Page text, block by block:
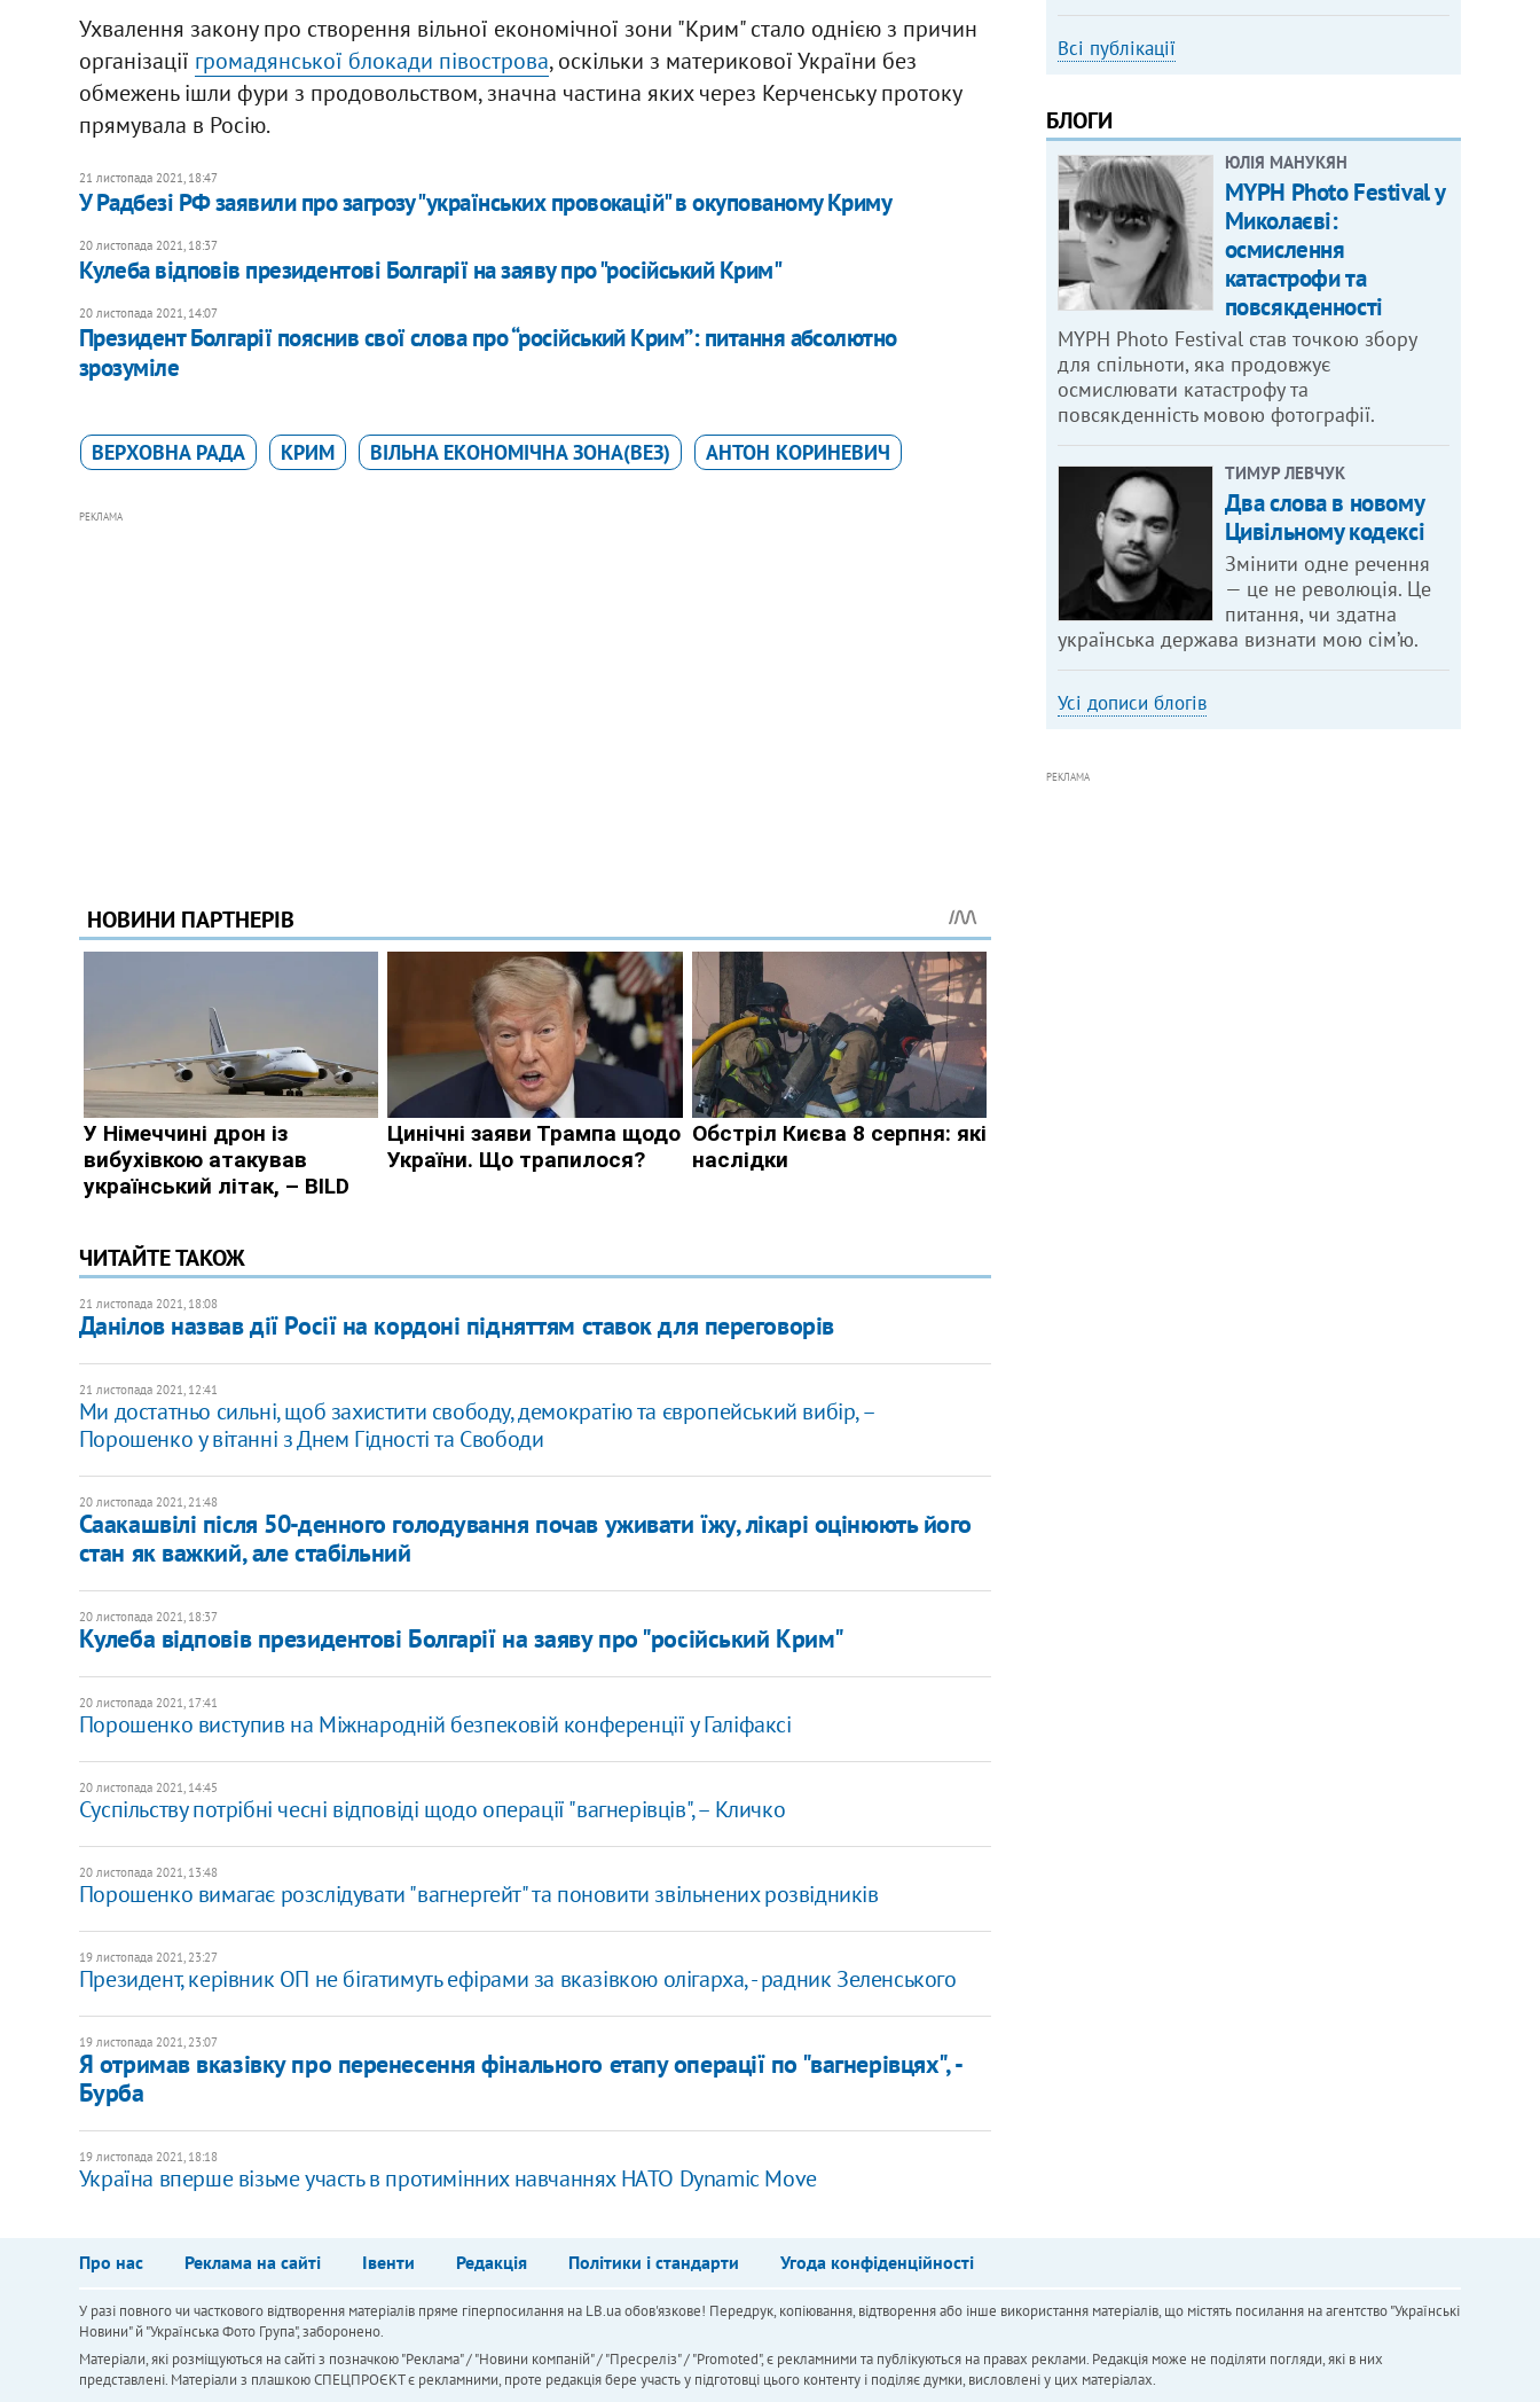
Ухвалення закону про створення вільної економічної зони "Крим" стало однією з причин
організації громадянської блокади півострова, оскільки з материкової України без
обмежень ішли фури з продовольством, значна частина яких через Керченську протоку
прямувала в Росію.
21 листопада 2021, 18:47
У Радбезі РФ заявили про загрозу "українських провокацій" в окупованому Криму
20 листопада 2021, 18:37
Кулеба відповів президентові Болгарії на заяву про "російський Крим"
20 листопада 2021, 14:07
Президент Болгарії пояснив свої слова про “російський Крим”: питання абсолютно
зрозуміле
ВЕРХОВНА РАДА КРИМ ВІЛЬНА ЕКОНОМІЧНА ЗОНА(ВЕЗ) АНТОН КОРИНЕВИЧ
РЕКЛАМА
ЧИТАЙТЕ ТАКОЖ
21 листопада 2021, 18:08
​Данілов назвав дії Росії на кордоні підняттям ставок для переговорів
21 листопада 2021, 12:41
Ми достатньо сильні, щоб захистити свободу, демократію та європейський вибір, –
Порошенко у вітанні з Днем Гідності та Свободи
20 листопада 2021, 21:48
Саакашвілі після 50-денного голодування почав уживати їжу, лікарі оцінюють його
стан як важкий, але стабільний
20 листопада 2021, 18:37
Кулеба відповів президентові Болгарії на заяву про "російський Крим"
20 листопада 2021, 17:41
Порошенко виступив на Міжнародній безпековій конференції у Галіфаксі
20 листопада 2021, 14:45
Cуспільству потрібні чесні відповіді щодо операції "вагнерівців", – Кличко
20 листопада 2021, 13:48
Порошенко вимагає розслідувати "вагнергейт" та поновити звільнених розвідників
19 листопада 2021, 23:27
Президент, керівник ОП не бігатимуть ефірами за вказівкою олігарха, - радник Зеленського
19 листопада 2021, 23:07
Я отримав вказівку про перенесення фінального етапу операції по "вагнерівцях", -
Бурба
19 листопада 2021, 18:18
Україна вперше візьме участь в протимінних навчаннях НАТО Dynamic Move
Всі публікації
БЛОГИ
ЮЛІЯ МАНУКЯН
MYPH Photo Festival у
Миколаєві:
осмислення
катастрофи та
повсякденності
MYPH Photo Festival став точкою збору
для спільноти, яка продовжує
осмислювати катастрофу та
повсякденність мовою фотографії.
ТИМУР ЛЕВЧУК
Два слова в новому
Цивільному кодексі
Змінити одне речення
— це не революція. Це
питання, чи здатна
українська держава визнати мою сім’ю.
Усі дописи блогів
РЕКЛАМА
Про нас Реклама на сайті Івенти Редакція Політики і стандарти Угода конфіденційності
У разі повного чи часткового відтворення матеріалів пряме гіперпосилання на LB.ua обов'язкове! Передрук, копіювання, відтворення або інше використання матеріалів, що містять посилання на агентство "Українськi
Новини" й "Українська Фото Група", заборонено.
Матеріали, які розміщуються на сайті з позначкою "Реклама" / "Новини компаній" / "Пресреліз" / "Promoted", є рекламними та публікуються на правах реклами. Редакція може не поділяти погляди, які в них
представлені. Матеріали з плашкою СПЕЦПРОЄКТ є рекламними, проте редакція бере участь у підготовці цього контенту і поділяє думки, висловлені у цих матеріалах.